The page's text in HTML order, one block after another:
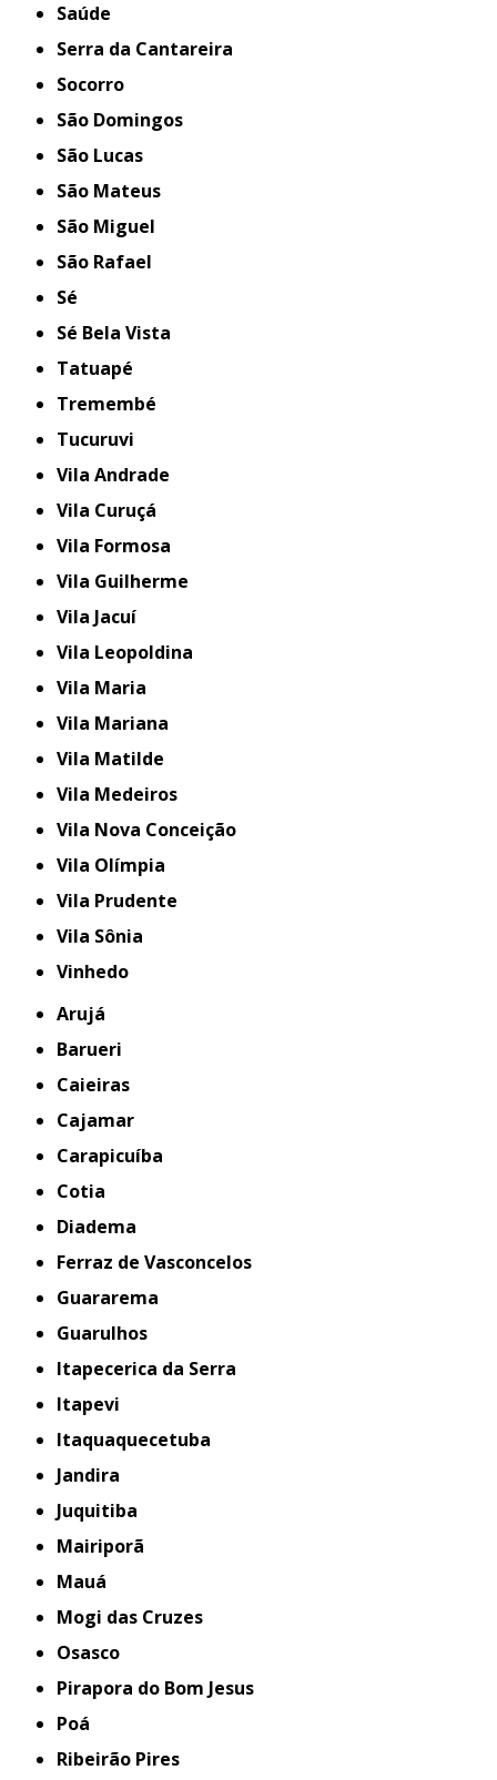
Saúde
Serra da Cantareira
Socorro
São Domingos
São Lucas
São Mateus
São Miguel
São Rafael
Sé
Sé Bela Vista
Tatuapé
Tremembé
Tucuruvi
Vila Andrade
Vila Curuçá
Vila Formosa
Vila Guilherme
Vila Jacuí
Vila Leopoldina
Vila Maria
Vila Mariana
Vila Matilde
Vila Medeiros
Vila Nova Conceição
Vila Olímpia
Vila Prudente
Vila Sônia
Vinhedo
Arujá
Barueri
Caieiras
Cajamar
Carapicuíba
Cotia
Diadema
Ferraz de Vasconcelos
Guararema
Guarulhos
Itapecerica da Serra
Itapevi
Itaquaquecetuba
Jandira
Juquitiba
Mairiporã
Mauá
Mogi das Cruzes
Osasco
Pirapora do Bom Jesus
Poá
Ribeirão Pires